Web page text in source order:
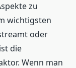
zu
wichtigsten
oder
die
Wenn man